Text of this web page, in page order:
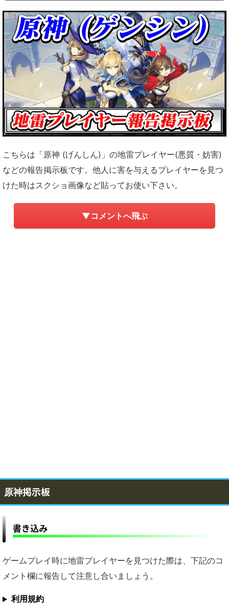
こちらは「原神 (げんしん)」の地雷プレイヤー(悪質・妨害)
などの報告掲示板です。他人に害を与えるプレイヤーを見つ
けた時はスクショ画像など貼ってお使い下さい。
▼コメントへ飛ぶ
原神掲示板
書き込み
ゲームプレイ時に地雷プレイヤーを見つけた際は、下記のコ
メント欄に報告して注意し合いましょう。
利用規約